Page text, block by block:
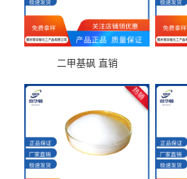
二甲基砜 直销